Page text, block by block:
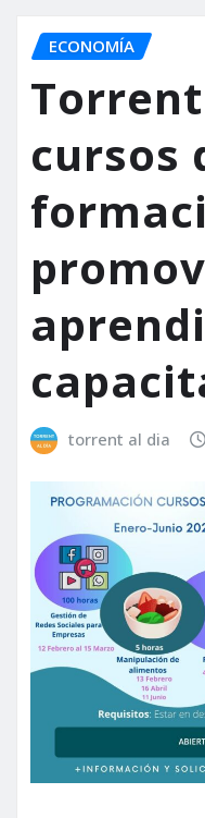
ECONOMÍA
cursos
torrent al dia